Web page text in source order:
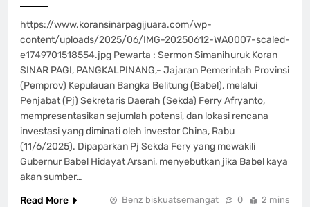
https://www.koransinarpagijuara.com/wp-
content/uploads/2025/06/IMG-20250612-WA0007-scaled-
e1749701518554.jpg Pewarta : Sermon Simanihuruk Koran
SINAR PAGI, PANGKALPINANG,- Jajaran Pemerintah Provinsi
(Pemprov) Kepulauan Bangka Belitung (Babel), melalui
Penjabat (Pj) Sekretaris Daerah (Sekda) Ferry Afryanto,
mempresentasikan sejumlah potensi, dan lokasi rencana
investasi yang diminati oleh investor China, Rabu
(11/6/2025). Dipaparkan Pj Sekda Fery yang mewakili
Gubernur Babel Hidayat Arsani, menyebutkan jika Babel kaya
akan sumber…
Read More
Benz biskuatsemangat 0 2 mins